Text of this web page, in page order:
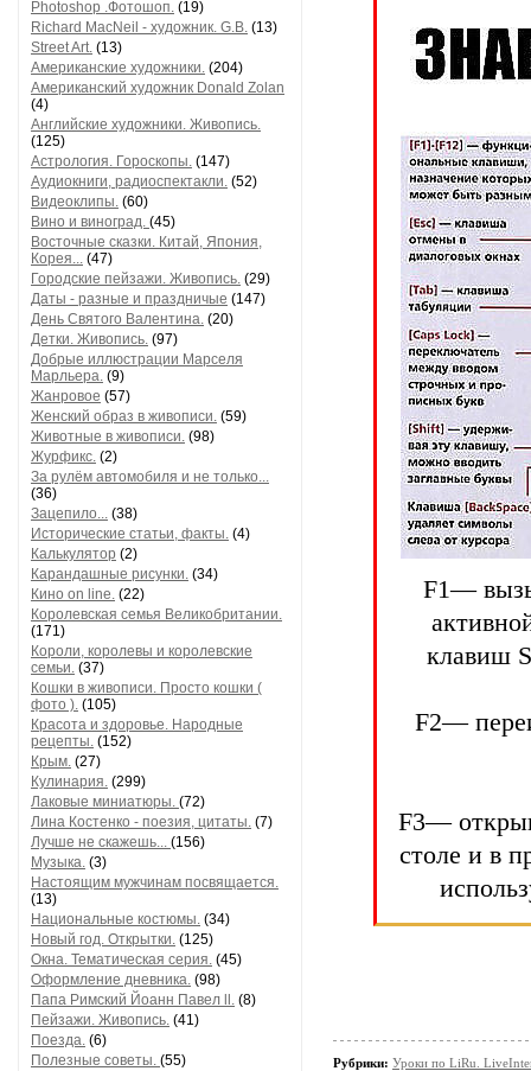
Photoshop .Фотошоп. (19)
Richard MacNeil - художник. G.B. (13)
Street Art. (13)
Американские художники. (204)
Американский художник Donald Zolan
(4)
Английские художники. Живопись.
(125)
Астрология. Гороскопы. (147)
Аудиокниги, радиоспектакли. (52)
Видеоклипы. (60)
Вино и виноград. (45)
Восточные сказки. Китай, Япония,
Корея... (47)
Городские пейзажи. Живопись. (29)
Даты - разные и праздничые (147)
День Святого Валентина. (20)
Детки. Живопись. (97)
Добрые иллюстрации Марселя
Марльера. (9)
Жанровое (57)
Женский образ в живописи. (59)
Животные в живописи. (98)
Журфикс. (2)
За рулём автомобиля и не только...
(36)
Зацепило... (38)
Исторические статьи, факты. (4)
Калькулятор (2)
Карандашные рисунки. (34)
Кино on line. (22)
Королевская семья Великобритании.
(171)
Короли, королевы и королевские
семьи. (37)
Кошки в живописи. Просто кошки (
фото ). (105)
Красота и здоровье. Народные
рецепты. (152)
Крым. (27)
Кулинария. (299)
Лаковые миниатюры. (72)
Лина Костенко - поезия, цитаты. (7)
Лучше не скажешь... (156)
Музыка. (3)
Настоящим мужчинам посвящается.
(13)
Национальные костюмы. (34)
Новый год. Открытки. (125)
Окна. Тематическая серия. (45)
Оформление дневника. (98)
Папа Римский Йоанн Павел ll. (8)
Пейзажи. Живопись. (41)
Поезда. (6)
Полезные советы. (55)
F1—
клавиш
F2—
F3—
столе и в
Рубрики: Уроки по LiRu.